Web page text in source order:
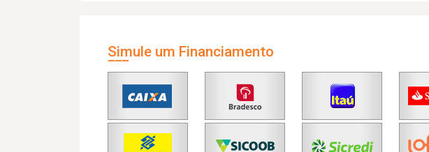
Simule um Financiamento